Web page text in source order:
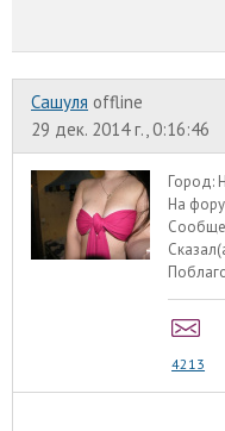
Сашуля offline
29 дек. 2014 г., 0:16:46
Город:
На
4213